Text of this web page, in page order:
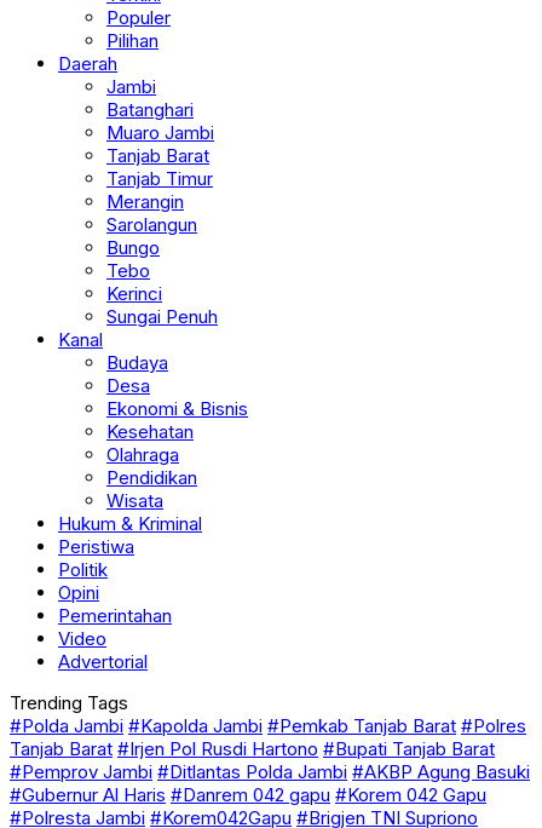
Populer
Pilihan
Daerah
Jambi
Batanghari
Muaro Jambi
Tanjab Barat
Tanjab Timur
Merangin
Sarolangun
Bungo
Tebo
Kerinci
Sungai Penuh
Kanal
Budaya
Desa
Ekonomi & Bisnis
Kesehatan
Olahraga
Pendidikan
Wisata
Hukum & Kriminal
Peristiwa
Politik
Opini
Pemerintahan
Video
Advertorial
Trending Tags
#Polda Jambi #Kapolda Jambi #Pemkab Tanjab Barat #Polres
Tanjab Barat #Irjen Pol Rusdi Hartono #Bupati Tanjab Barat
#Pemprov Jambi #Ditlantas Polda Jambi #AKBP Agung Basuki
#Gubernur Al Haris #Danrem 042 gapu #Korem 042 Gapu
#Polresta Jambi #Korem042Gapu #Brigjen TNI Supriono